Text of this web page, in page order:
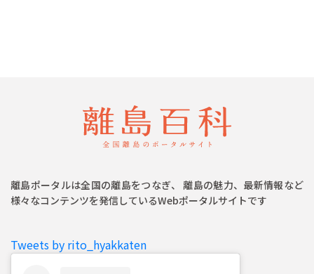
離島ポータルは全国の離島をつなぎ、 離島の魅力、最新情報など
様々なコンテンツを発信しているWebポータルサイトです
Tweets by rito_hyakkaten